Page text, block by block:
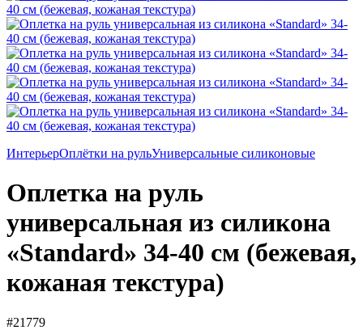
ИнтерьерОплётки на рульУниверсальные силиконовые
Оплетка на руль
универсальная из силикона
«Standard» 34-40 см (бежевая,
кожаная текстура)
#21779